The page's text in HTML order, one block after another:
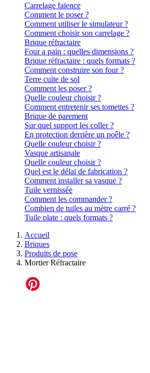
Carrelage faïence
Comment le poser ?
Comment utiliser le simulateur ?
Comment choisir son carrelage ?
Brique réfractaire
Four a pain : quelles dimensions ?
Brique réfractaire : quels formats ?
Comment construire son four ?
Terre cuite de sol
Comment les poser ?
Quelle couleur choisir ?
Comment entretenir ses tomettes ?
Brique de parement
Sur quel support les coller ?
En protection derrière un poêle ?
Quelle couleur choisir ?
Vasque artisanale
Quelle couleur choisir ?
Quel est le délai de fabrication ?
Comment installer sa vasque ?
Tuile vernissée
Comment les commander ?
Combien de tuiles au mètre carré ?
Tuile plate : quels formats ?
Accueil
Briques
Produits de pose
Mortier Réfractaire